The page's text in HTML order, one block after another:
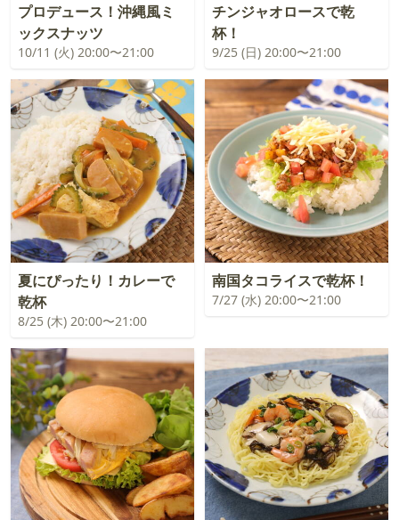
プロデュース！沖縄風ミ
ックスナッツ
10/11 (火) 20:00〜21:00
チンジャオロースで乾
杯！
9/25 (日) 20:00〜21:00
夏にぴったり！カレーで
乾杯
8/25 (木) 20:00〜21:00
南国タコライスで乾杯！
7/27 (水) 20:00〜21:00